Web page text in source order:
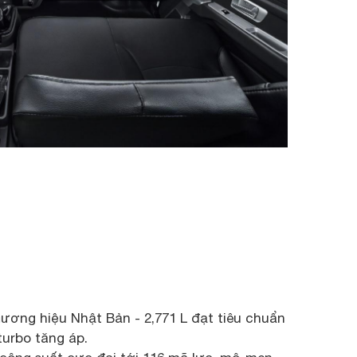
hiệu Nhật Bản - 2,771 L đạt tiêu chuẩn
tăng áp.